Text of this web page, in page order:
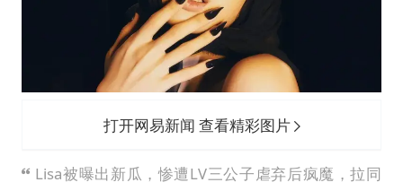
打开网易新闻 查看精彩图片
Lisa被曝出新瓜，惨遭LV三公子虐弃后疯魔，拉同